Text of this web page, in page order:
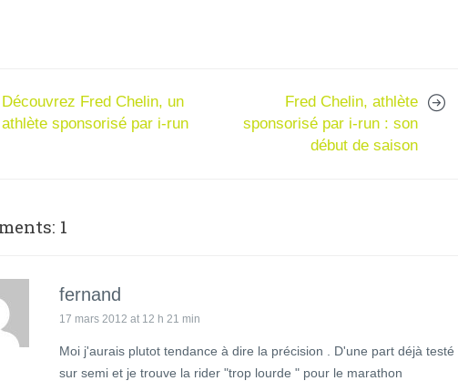
Découvrez Fred Chelin, un
athlète sponsorisé par i-run
Fred Chelin, athlète
sponsorisé par i-run : son
début de saison
1
fernand
17 mars 2012 at 12 h 21 min
Moi j'aurais plutot tendance à dire la précision . D'une part déjà testé
sur semi et je trouve la rider "trop lourde " pour le marathon